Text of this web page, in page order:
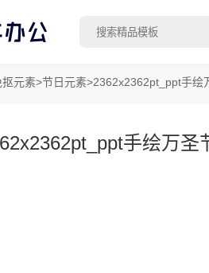
抠元素>节日元素>2362x2362pt_ppt手绘
手绘万圣